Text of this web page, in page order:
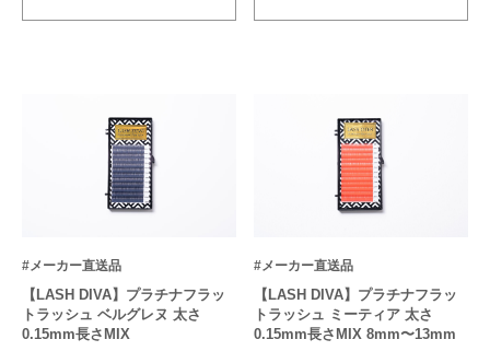
#メーカー直送品
【LASH DIVA】プラチナフラッ
トラッシュ ベルグレヌ 太さ
0.15mm長さMIX
#メーカー直送品
【LASH DIVA】プラチナフラッ
トラッシュ ミーティア 太さ
0.15mm長さMIX 8mm〜13mm